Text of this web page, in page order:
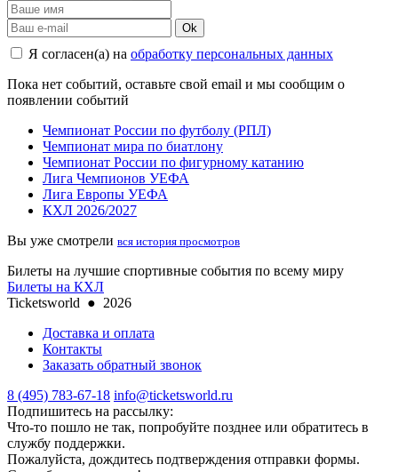
Ok
Я согласен(а) на обработку персональных данных
Пока нет событий, оставьте свой email и мы сообщим о
появлении событий
Чемпионат России по футболу (РПЛ)
Чемпионат мира по биатлону
Чемпионат России по фигурному катанию
Лига Чемпионов УЕФА
Лига Европы УЕФА
КХЛ 2026/2027
Вы уже смотрели вся история просмотров
Билеты на лучшие спортивные события по всему миру
Билеты на КХЛ
Ticketsworld ● 2026
Доставка и оплата
Контакты
Заказать обратный звонок
8 (495) 783-67-18 info@ticketsworld.ru
Подпишитесь на рассылку:
Что-то пошло не так, попробуйте позднее или обратитесь в
службу поддержки.
Пожалуйста, дождитесь подтверждения отправки формы.